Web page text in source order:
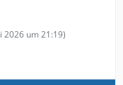
2026 um 21:19)